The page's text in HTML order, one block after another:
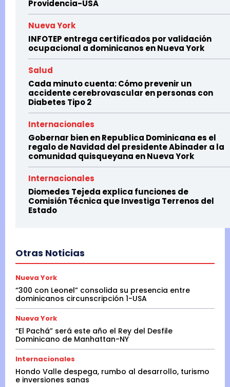
Providencia-USA
Nueva York
INFOTEP entrega certificados por validación
ocupacional a dominicanos en Nueva York
Salud
Cada minuto cuenta: Cómo prevenir un
accidente cerebrovascular en personas con
Diabetes Tipo 2
Internacionales
Gobernar bien en Republica Dominicana es el
regalo de Navidad del presidente Abinader a la
comunidad quisqueyana en Nueva York
Internacionales
Diomedes Tejeda explica funciones de
Comisión Técnica que Investiga Terrenos del
Estado
Otras Noticias
Nueva York
“300 con Leonel” consolida su presencia entre
dominicanos circunscripción 1-USA
Nueva York
“El Pachá” será este año el Rey del Desfile
Dominicano de Manhattan-NY
Internacionales
Hondo Valle despega, rumbo al desarrollo, turismo
e inversiones sanas